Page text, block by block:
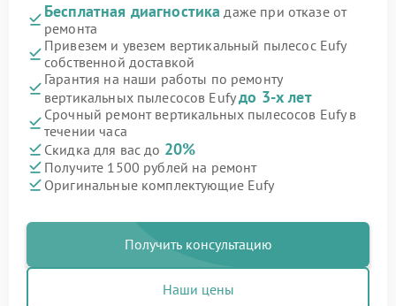
Бесплатная диагностика даже при отказе от
ремонта
Привезем и увезем вертикальный пылесос Eufy
собственной доставкой
Гарантия на наши работы по ремонту
вертикальных пылесосов Eufyдо 3-х лет
Срочный ремонт вертикальных пылесосов Eufy в
течении часа
Скидка для вас до 20%
Получите 1500 рублей на ремонт
Оригинальные комплектующие Eufy
Получить консультацию
Наши цены